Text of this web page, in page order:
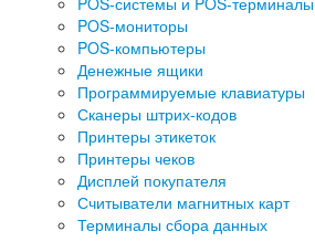
POS-мониторы
POS-компьютеры
Денежные ящики
Программируемые клавиатуры
Сканеры штрих-кодов
Принтеры этикеток
Принтеры чеков
Дисплей покупателя
Считыватели магнитных карт
Терминалы сбора данных